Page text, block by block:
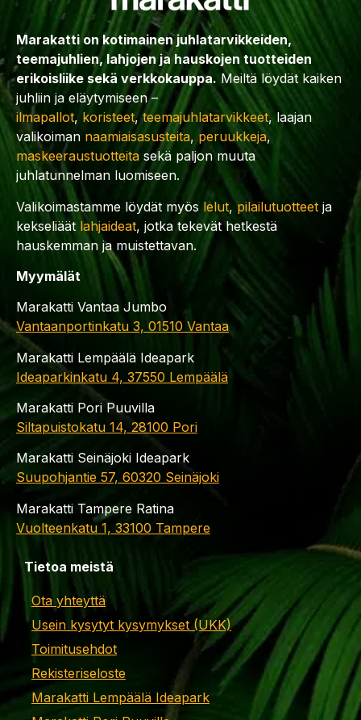
Marakatti on kotimainen juhlatarvikkeiden,
teemajuhlien, lahjojen ja hauskojen tuotteiden
erikoisliike sekä verkkokauppa. Meiltä löydät kaiken
juhliin ja eläytymiseen –
ilmapallot, koristeet,teemajuhlatarvikkeet, laajan
valikoiman naamiaisasusteita, peruukkeja,
maskeeraustuotteita sekä paljon muuta
juhlatunnelman luomiseen.
Valikoimastamme löydät myös lelut,pilailutuotteet ja
kekseliäät lahjaideat, jotka tekevät hetkestä
hauskemman ja muistettavan.
Myymälät
Marakatti Vantaa Jumbo
Vantaanportinkatu 3, 01510 Vantaa
Marakatti Lempäälä Ideapark
Ideaparkinkatu 4, 37550 Lempäälä
Marakatti Pori Puuvilla
Siltapuistokatu 14, 28100 Pori
Marakatti Seinäjoki Ideapark
Suupohjantie 57, 60320 Seinäjoki
Marakatti Tampere Ratina
Vuolteenkatu 1, 33100 Tampere
Tietoa meistä
Ota yhteyttä
Usein kysytyt kysymykset (UKK)
Toimitusehdot
Rekisteriseloste
Marakatti Lempäälä Ideapark